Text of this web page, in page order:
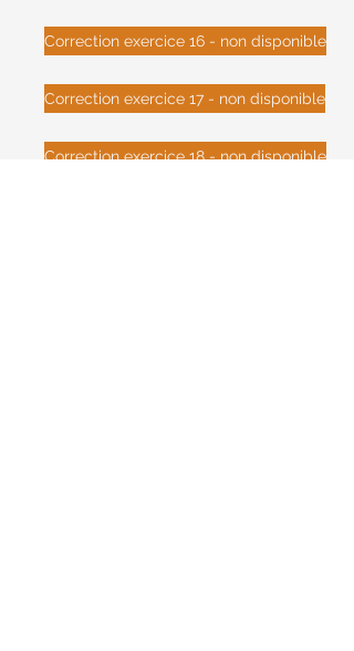
Correction exercice 16 - non disponible
Correction exercice 17 - non disponible
Correction exercice 18 - non disponible